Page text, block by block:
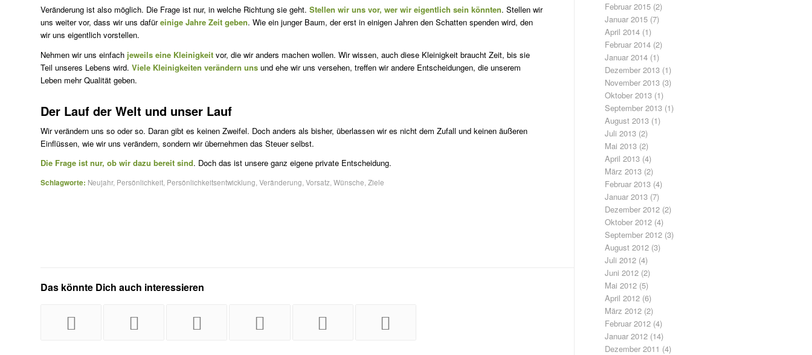
Veränderung ist also möglich. Die Frage ist nur, in welche Richtung sie geht. Stellen wir uns vor, wer wir eigentlich sein könnten. Stellen wir
uns weiter vor, dass wir uns dafüreinige Jahre Zeit geben. Wie ein junger Baum, der erst in einigen Jahren den Schatten spenden wird, den
wir uns eigentlich vorstellen.
Nehmen wir uns einfach jeweils eine Kleinigkeit vor, die wir anders machen wollen. Wir wissen, auch diese Kleinigkeit braucht Zeit, bis sie
Teil unseres Lebens wird. Viele Kleinigkeiten verändern uns und ehe wir uns versehen, treffen wir andere Entscheidungen, die unserem
Leben mehr Qualität geben.
Der Lauf der Welt und unser Lauf
Wir verändern uns so oder so. Daran gibt es keinen Zweifel. Doch anders als bisher, überlassen wir es nicht dem Zufall und keinen äußeren
Einflüssen, wie wir uns verändern, sondern wir übernehmen das Steuer selbst.
Die Frage ist nur, ob wir dazu bereit sind. Doch das ist unsere ganz eigene private Entscheidung.
Schlagworte: Neujahr, Persönlichkeit Persönlichkeitsentwicklung Veränderung Vorsatz Wünsche Ziele
Das könnte Dich auch interessieren
Februar 2015 (2)
Januar 2015 (7)
April 2014 (1)
Februar 2014 (2)
Januar 2014 (1)
Dezember 2013 (1)
November 2013 (3)
Oktober 2013 (1)
September 2013 (1)
August 2013 (1)
Juli 2013 (2)
Mai 2013 (2)
April 2013 (4)
März 2013 (2)
Februar 2013 (4)
Januar 2013 (7)
Dezember 2012 (2)
Oktober 2012 (4)
September 2012 (3)
August 2012 (3)
Juli 2012 (4)
Juni 2012 (2)
Mai 2012 (5)
April 2012 (6)
März 2012 (2)
Februar 2012 (4)
Januar 2012 (14)
Dezember 2011 (4)